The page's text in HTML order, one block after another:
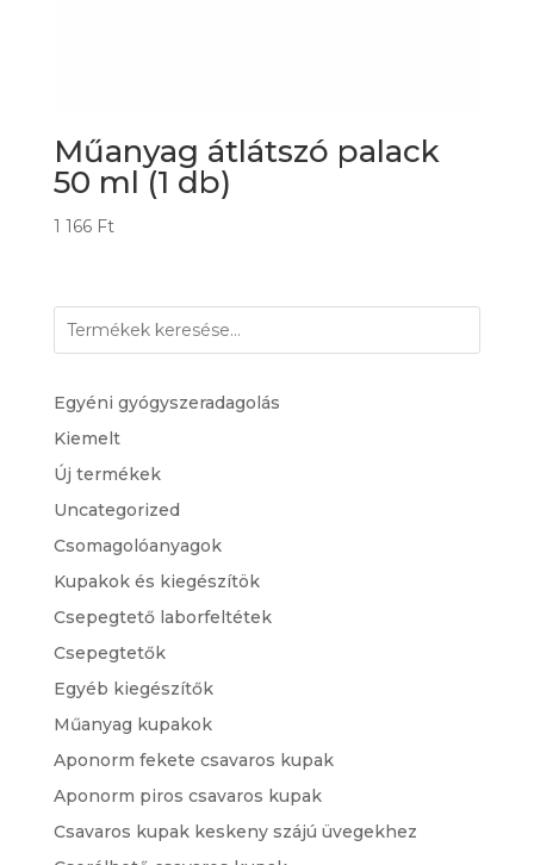
Műanyag átlátszó palack
50 ml (1 db)
1 166 Ft
Egyéni gyógyszeradagolás
Kiemelt
Új termékek
Uncategorized
Csomagolóanyagok
Kupakok és kiegészítök
Csepegtető laborfeltétek
Csepegtetők
Egyéb kiegészítők
Műanyag kupakok
Aponorm fekete csavaros kupak
Aponorm piros csavaros kupak
Csavaros kupak keskeny szájú üvegekhez